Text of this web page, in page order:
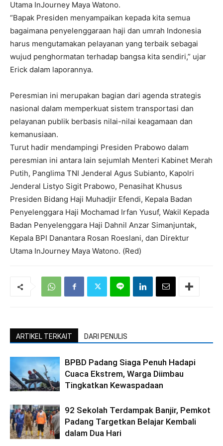
Utama InJourney Maya Watono.
“Bapak Presiden menyampaikan kepada kita semua
bagaimana penyelenggaraan haji dan umrah Indonesia
harus mengutamakan pelayanan yang terbaik sebagai
wujud penghormatan terhadap bangsa kita sendiri,” ujar
Erick dalam laporannya.
Peresmian ini merupakan bagian dari agenda strategis
nasional dalam memperkuat sistem transportasi dan
pelayanan publik berbasis nilai-nilai keagamaan dan
kemanusiaan.
Turut hadir mendampingi Presiden Prabowo dalam
peresmian ini antara lain sejumlah Menteri Kabinet Merah
Putih, Panglima TNI Jenderal Agus Subianto, Kapolri
Jenderal Listyo Sigit Prabowo, Penasihat Khusus
Presiden Bidang Haji Muhadjir Efendi, Kepala Badan
Penyelenggara Haji Mochamad Irfan Yusuf, Wakil Kepada
Badan Penyelenggara Haji Dahnil Anzar Simanjuntak,
Kepala BPI Danantara Rosan Roeslani, dan Direktur
Utama InJourney Maya Watono. (Red)
ARTIKEL TERKAIT DARI PENULIS
BPBD Padang Siaga Penuh Hadapi
Cuaca Ekstrem, Warga Diimbau
Tingkatkan Kewaspadaan
92 Sekolah Terdampak Banjir, Pemkot
Padang Targetkan Belajar Kembali
dalam Dua Hari